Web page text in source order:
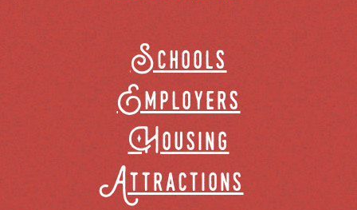
Schools
Employers
Housing
Attractions